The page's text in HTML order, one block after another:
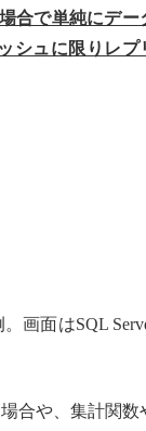
合で単純にデー
シュに限りレプ
画面はSQL
合や、集計関数